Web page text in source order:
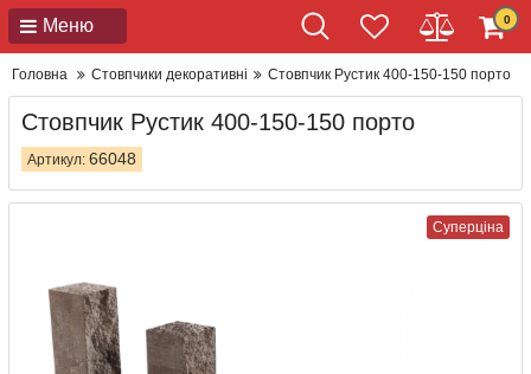
Меню 0
Головна Стовпчики декоративні Стовпчик Рустик 400-150-150 порто
Стовпчик Рустик 400-150-150 порто
Артикул: 66048
Суперціна